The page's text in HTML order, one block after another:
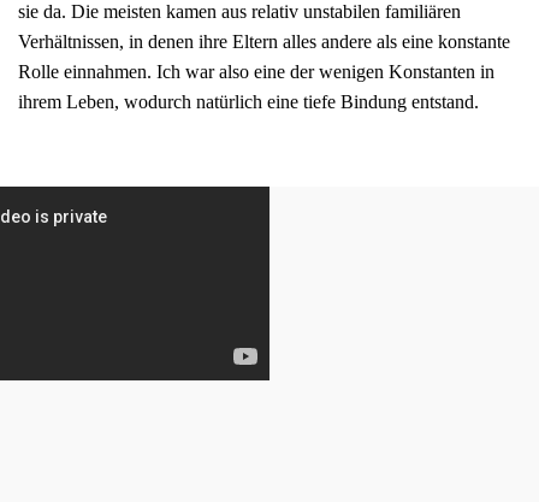
sie da. Die meisten kamen aus relativ unstabilen familiären
Verhältnissen, in denen ihre Eltern alles andere als eine konstante
Rolle einnahmen. Ich war also eine der wenigen Konstanten in
ihrem Leben, wodurch natürlich eine tiefe Bindung entstand.